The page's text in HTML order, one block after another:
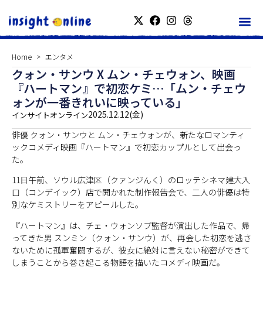
Home エンタメ
クォン・サンウ X ムン・チェウォン、映画
『ハートマン』で初恋ケミ…「ムン・チェウ
ォンが一番きれいに映っている」
インサイトオンライン2025.12.12(金)
俳優 クォン・サンウと ムン・チェウォンが、新たなロマンティ
ックコメディ映画『ハートマン』で初恋カップルとして出会っ
た。
11日午前、ソウル広津区（クァンジんく）のロッテシネマ建大入
口（コンデイック）店で開かれた制作報告会で、二人の俳優は特
別なケミストリーをアピールした。
『ハートマン』は、チェ・ウォンソプ監督が演出した作品で、帰
ってきた男 スンミン（クォン・サンウ）が、再会した初恋を逃さ
ないために孤軍奮闘するが、彼女に絶対に言えない秘密ができて
しまうことから巻き起こる物語を描いたコメディ映画だ。